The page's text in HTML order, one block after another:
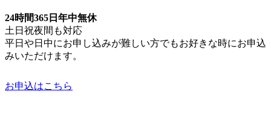
24時間365日年中無休
土日祝夜間も対応
平日や日中にお申し込みが難しい方でもお好きな時にお申込
みいただけます。
お申込はこちら